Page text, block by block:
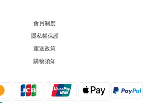
會員制度
隱私權保護
運送政策
購物須知